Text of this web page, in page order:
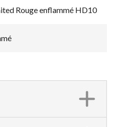
Rouge enflammé HD10